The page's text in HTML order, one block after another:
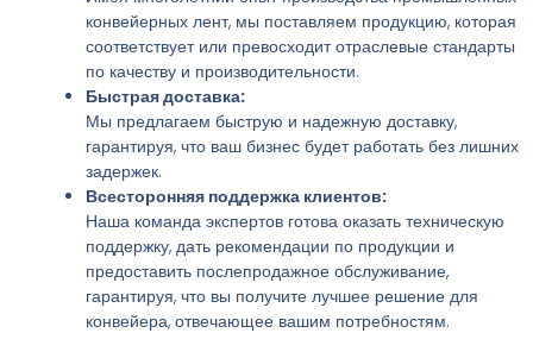
конвейерных лент, мы поставляем продукцию, которая
соответствует или превосходит отраслевые стандарты
по качеству и производительности.
Быстрая доставка:
Мы предлагаем быструю и надежную доставку,
гарантируя, что ваш бизнес будет работать без лишних
задержек.
Всесторонняя поддержка клиентов:
Наша команда экспертов готова оказать техническую
поддержку, дать рекомендации по продукции и
предоставить послепродажное обслуживание,
гарантируя, что вы получите лучшее решение для
конвейера, отвечающее вашим потребностям.